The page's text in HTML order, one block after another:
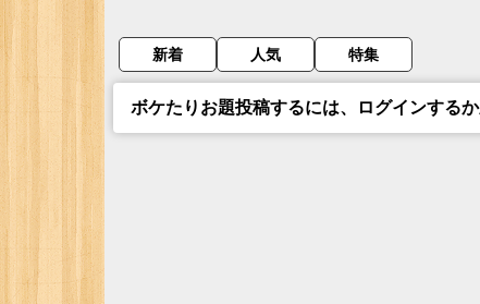
新着 人気 特集
ボケたりお題投稿するには、ログインするか